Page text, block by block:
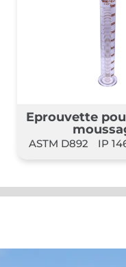
Creuset
ASTM D4530